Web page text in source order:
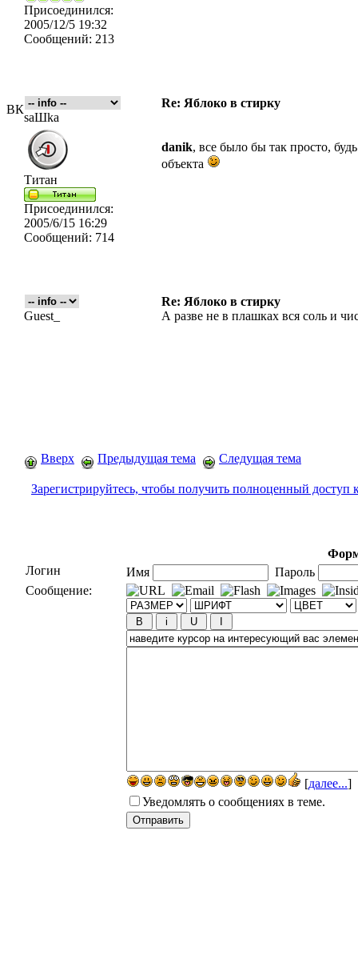
ВК
Присоединился:
2005/12/5 19:32
Сообщений: 213
Re: Яблоко в стирку
saШka
Титан
Присоединился:
2005/6/15 16:29
Сообщений: 714
danik, все было бы так просто,
объекта
Re: Яблоко в стирку
Guest_
А разве не в плашках вся соль и
Вверх Предыдущая тема Следущая тема
Зарегистрируйтесь, чтобы получить полноценный доступ
Логин
Имя
Пароль
Сообщение:
[далее...]
Уведомлять о сообщениях в теме.